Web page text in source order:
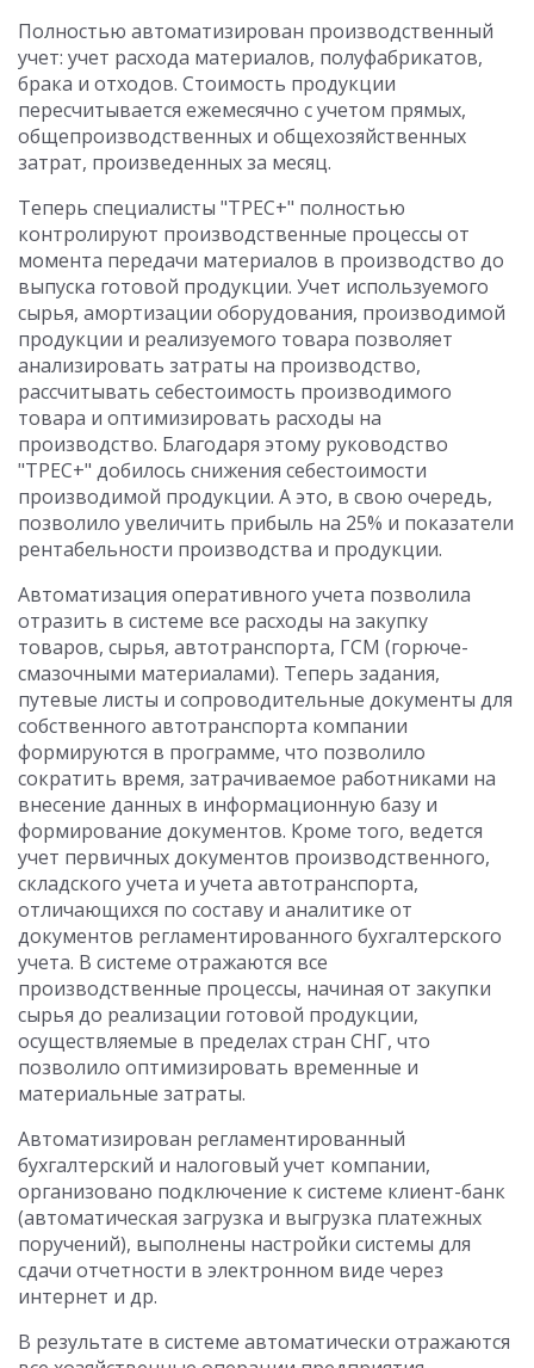
Полностью автоматизирован производственный
учет: учет расхода материалов, полуфабрикатов,
брака и отходов. Стоимость продукции
пересчитывается ежемесячно с учетом прямых,
общепроизводственных и общехозяйственных
затрат, произведенных за месяц.
Теперь специалисты "ТРЕС+" полностью
контролируют производственные процессы от
момента передачи материалов в производство до
выпуска готовой продукции. Учет используемого
сырья, амортизации оборудования, производимой
продукции и реализуемого товара позволяет
анализировать затраты на производство,
рассчитывать себестоимость производимого
товара и оптимизировать расходы на
производство. Благодаря этому руководство
"ТРЕС+" добилось снижения себестоимости
производимой продукции. А это, в свою очередь,
позволило увеличить прибыль на 25% и показатели
рентабельности производства и продукции.
Автоматизация оперативного учета позволила
отразить в системе все расходы на закупку
товаров, сырья, автотранспорта, ГСМ (горюче-
смазочными материалами). Теперь задания,
путевые листы и сопроводительные документы для
собственного автотранспорта компании
формируются в программе, что позволило
сократить время, затрачиваемое работниками на
внесение данных в информационную базу и
формирование документов. Кроме того, ведется
учет первичных документов производственного,
складского учета и учета автотранспорта,
отличающихся по составу и аналитике от
документов регламентированного бухгалтерского
учета. В системе отражаются все
производственные процессы, начиная от закупки
сырья до реализации готовой продукции,
осуществляемые в пределах стран СНГ, что
позволило оптимизировать временные и
материальные затраты.
Автоматизирован регламентированный
бухгалтерский и налоговый учет компании,
организовано подключение к системе клиент-банк
(автоматическая загрузка и выгрузка платежных
поручений), выполнены настройки системы для
сдачи отчетности в электронном виде через
интернет и др.
В результате в системе автоматически отражаются